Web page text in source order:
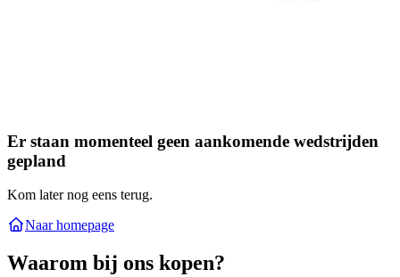
Er staan momenteel geen aankomende wedstrijden
gepland
Kom later nog eens terug.
Naar homepage
Waarom bij ons kopen?